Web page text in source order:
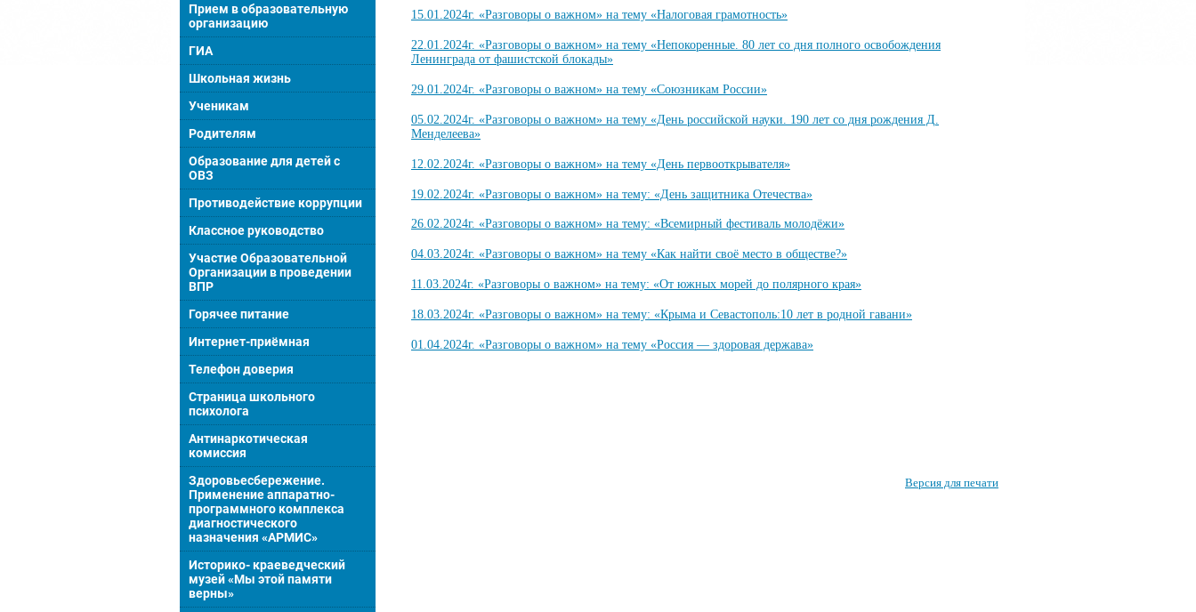
Прием в образовательную
организацию
ГИА
Школьная жизнь
Ученикам
Родителям
Образование для детей с
ОВЗ
Противодействие коррупции
Классное руководство
Участие Образовательной
Организации в проведении
ВПР
Горячее питание
Интернет-приёмная
Телефон доверия
Страница школьного
психолога
Антинаркотическая
комиссия
Здоровьесбережение.
Применение аппаратно-
программного комплекса
диагностического
назначения «АРМИС»
Историко- краеведческий
музей «Мы этой памяти
верны»
15.01.2024г. «Разговоры о важном» на тему «Налоговая грамотность»
22.01.2024г. «Разговоры о важном» на тему «Непокоренные. 80 лет со дня полного освобождения
Ленинграда от фашистской блокады»
29.01.2024г. «Разговоры о важном» на тему «Союзникам России»
05.02.2024г. «Разговоры о важном» на тему «День российской науки. 190 лет со дня рождения Д.
Менделеева»
12.02.2024г. «Разговоры о важном» на тему «День первооткрывателя»
19.02.2024г. «Разговоры о важном» на тему: «День защитника Отечества»
26.02.2024г. «Разговоры о важном» на тему: «Всемирный фестиваль молодёжи»
04.03.2024г. «Разговоры о важном» на тему «Как найти своё место в обществе?»
11.03.2024г. «Разговоры о важном» на тему: «От южных морей до полярного края»
18.03.2024г. «Разговоры о важном» на тему: «Крыма и Севастополь:10 лет в родной гавани»
01.04.2024г. «Разговоры о важном» на тему «Россия — здоровая держава»
Версия для печати